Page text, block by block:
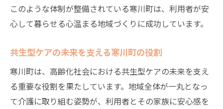
このような体制が整備されている寒川町は、利用者が安
心して暮らせる心温まる地域づくりに成功しています。
共生型ケアの未来を支える寒川町の役割
寒川町は、高齢化社会における共生型ケアの未来を支え
る重要な役割を果たしています。地域全体が一丸となっ
て介護に取り組む姿勢が、利用者とその家族に安心感を